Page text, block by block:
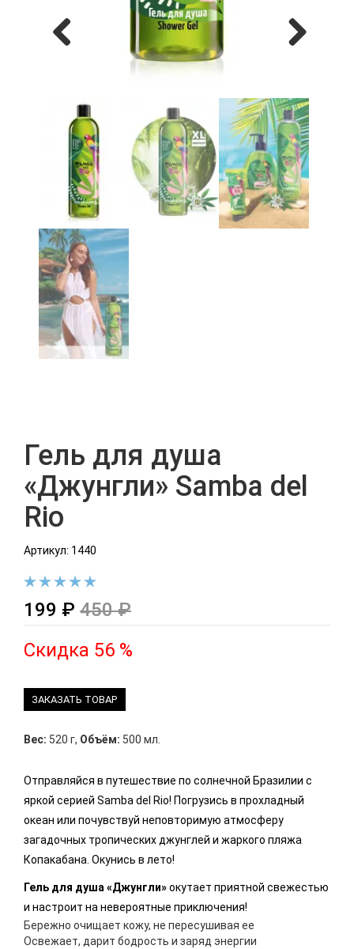
Гель для душа
«Джунгли» Samba del
Rio
Артикул: 1440
199 ₽ 450 ₽
Скидка 56 %
ЗАКАЗАТЬ ТОВАР
Вес: 520 г, Объём: 500 мл.
Отправляйся в путешествие по солнечной Бразилии с
яркой серией Samba del Rio! Погрузись в прохладный
океан или почувствуй неповторимую атмосферу
загадочных тропических джунглей и жаркого пляжа
Копакабана. Окунись в лето!
Гель для душа «Джунгли»окутает приятной свежестью
и настроит на невероятные приключения!
Бережно очищает кожу, не пересушивая ее
Освежает, дарит бодрость и заряд энергии